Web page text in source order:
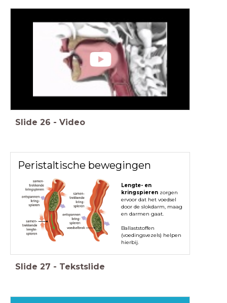
Slide 26 - Video
Peristaltische bewegingen
Lengte- en
kringspieren zorgen
ervoor dat het voedsel
door de slokdarm, maag
en darmen gaat.
Ballaststoffen
(voedingsvezels) helpen
hierbij.
Slide 27 - Tekstslide